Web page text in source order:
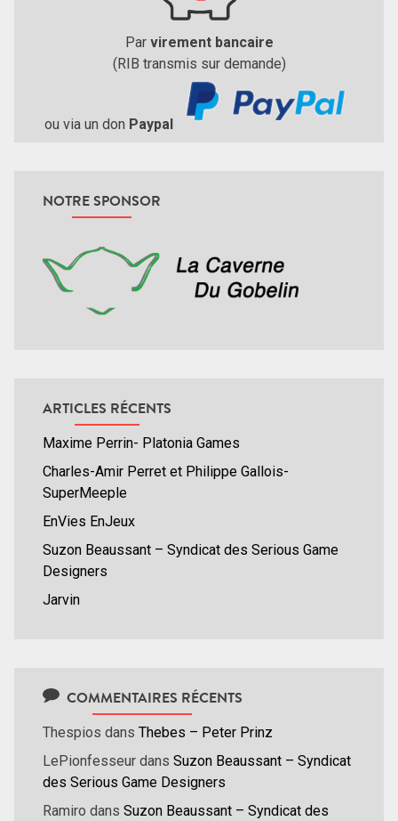
Par virement bancaire
(RIB transmis sur demande)
ou via un don Paypal
NOTRE SPONSOR
ARTICLES RÉCENTS
Maxime Perrin- Platonia Games
Charles-Amir Perret et Philippe Gallois-
SuperMeeple
EnVies EnJeux
Suzon Beaussant – Syndicat des Serious Game
Designers
Jarvin
COMMENTAIRES RÉCENTS
Thespios dans Thebes – Peter Prinz
LePionfesseur dans Suzon Beaussant – Syndicat
des Serious Game Designers
Ramiro dans Suzon Beaussant – Syndicat des